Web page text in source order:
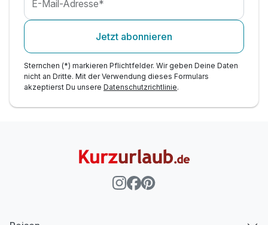
E-Mail-Adresse*
Jetzt abonnieren
Sternchen (*) markieren Pflichtfelder. Wir geben Deine Daten
nicht an Dritte. Mit der Verwendung dieses Formulars
akzeptierst Du unsere Datenschutzrichtlinie.